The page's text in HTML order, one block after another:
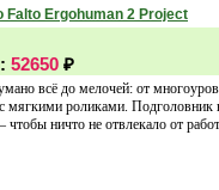
Falto Ergohuman 2 Project
52650 ₽
всё до мелочей: от
мягкими роликами. Подголовник
чтобы ничто не отвлекало от